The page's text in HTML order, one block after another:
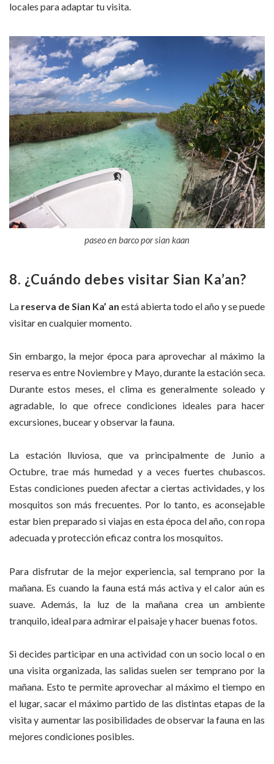
locales para adaptar tu visita.
paseo en barco por sian kaan
8. ¿Cuándo debes visitar Sian Ka’an?
La reserva de Sian Ka’ an está abierta todo el año y se puede
visitar en cualquier momento.
Sin embargo, la mejor época para aprovechar al máximo la
reserva es entre Noviembre y Mayo, durante la estación seca.
Durante estos meses, el clima es generalmente soleado y
agradable, lo que ofrece condiciones ideales para hacer
excursiones, bucear y observar la fauna.
La estación lluviosa, que va principalmente de Junio a
Octubre, trae más humedad y a veces fuertes chubascos.
Estas condiciones pueden afectar a ciertas actividades, y los
mosquitos son más frecuentes. Por lo tanto, es aconsejable
estar bien preparado si viajas en esta época del año, con ropa
adecuada y protección eficaz contra los mosquitos.
Para disfrutar de la mejor experiencia, sal temprano por la
mañana. Es cuando la fauna está más activa y el calor aún es
suave. Además, la luz de la mañana crea un ambiente
tranquilo, ideal para admirar el paisaje y hacer buenas fotos.
Si decides participar en una actividad con un socio local o en
una visita organizada, las salidas suelen ser temprano por la
mañana. Esto te permite aprovechar al máximo el tiempo en
el lugar, sacar el máximo partido de las distintas etapas de la
visita y aumentar las posibilidades de observar la fauna en las
mejores condiciones posibles.